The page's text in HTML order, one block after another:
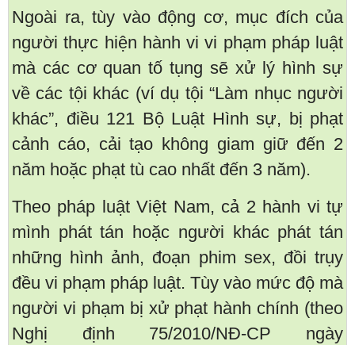
Ngoài ra, tùy vào động cơ, mục đích của
người thực hiện hành vi vi phạm pháp luật
mà các cơ quan tố tụng sẽ xử lý hình sự
về các tội khác (ví dụ tội “Làm nhục người
khác”, điều 121 Bộ Luật Hình sự, bị phạt
cảnh cáo, cải tạo không giam giữ đến 2
năm hoặc phạt tù cao nhất đến 3 năm).
Theo pháp luật Việt Nam, cả 2 hành vi tự
mình phát tán hoặc người khác phát tán
những hình ảnh, đoạn phim sex, đồi trụy
đều vi phạm pháp luật. Tùy vào mức độ mà
người vi phạm bị xử phạt hành chính (theo
Nghị định 75/2010/NĐ-CP ngày